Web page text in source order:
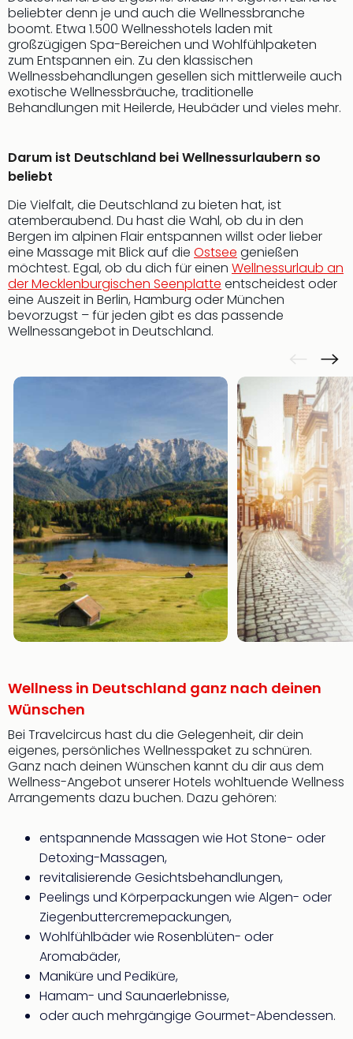
beliebter denn je und auch die Wellnessbranche
boomt. Etwa 1.500 Wellnesshotels laden mit
großzügigen Spa-Bereichen und Wohlfühlpaketen
zum Entspannen ein. Zu den klassischen
Wellnessbehandlungen gesellen sich mittlerweile auch
exotische Wellnessbräuche, traditionelle
Behandlungen mit Heilerde, Heubäder und vieles mehr.
Darum ist Deutschland bei Wellnessurlaubern so
beliebt
Die Vielfalt, die Deutschland zu bieten hat, ist
atemberaubend. Du hast die Wahl, ob du in den
Bergen im alpinen Flair entspannen willst oder lieber
eine Massage mit Blick auf die Ostsee genießen
möchtest. Egal, ob du dich für einen Wellnessurlaub an
der Mecklenburgischen Seenplatte entscheidest oder
eine Auszeit in Berlin, Hamburg oder München
bevorzugst – für jeden gibt es das passende
Wellnessangebot in Deutschland.
Wellness in Deutschland ganz nach deinen
Wünschen
Bei Travelcircus hast du die Gelegenheit, dir dein
eigenes, persönliches Wellnesspaket zu schnüren.
Ganz nach deinen Wünschen kannt du dir aus dem
Wellness-Angebot unserer Hotels wohltuende Wellness
Arrangements dazu buchen. Dazu gehören:
entspannende Massagen wie Hot Stone- oder
Detoxing-Massagen,
revitalisierende Gesichtsbehandlungen,
Peelings und Körperpackungen wie Algen- oder
Ziegenbuttercremepackungen,
Wohlfühlbäder wie Rosenblüten- oder
Aromabäder,
Maniküre und Pediküre,
Hamam- und Saunaerlebnisse,
oder auch mehrgängige Gourmet-Abendessen.